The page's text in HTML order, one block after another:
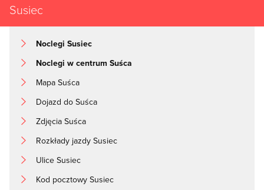
Susiec
Noclegi Susiec
Noclegi w centrum Suśca
Mapa Suśca
Dojazd do Suśca
Zdjęcia Suśca
Rozkłady jazdy Susiec
Ulice Susiec
Kod pocztowy Susiec